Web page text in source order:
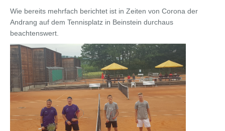
Wie bereits mehrfach berichtet ist in Zeiten von Corona der
Andrang auf dem Tennisplatz in Beinstein durchaus
beachtenswert.